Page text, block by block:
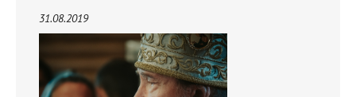
31.08.2019